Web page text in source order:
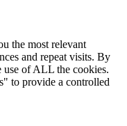
the most relevant
and repeat visits. By
of ALL the cookies.
to provide a controlled